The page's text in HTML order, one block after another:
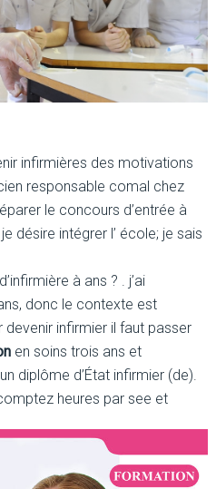
infirmières des motivations
responsable comal chez
le concours d’entrée à
désire intégrer l’ école; je sais
à ans ? . j’ai
donc le contexte est
infirmier il faut passer
en soins trois ans et
diplôme d’État infirmier (de).
heures par see et